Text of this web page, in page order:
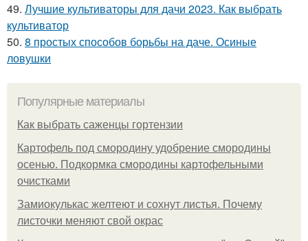
49. Лучшие культиваторы для дачи 2023. Как выбрать
культиватор
50. 8 простых способов борьбы на даче. Осиные
ловушки
Популярные материалы
Как выбрать саженцы гортензии
Картофель под смородину удобрение смородины
осенью. Подкормка смородины картофельными
очистками
Замиокулькас желтеют и сохнут листья. Почему
листочки меняют свой окрас